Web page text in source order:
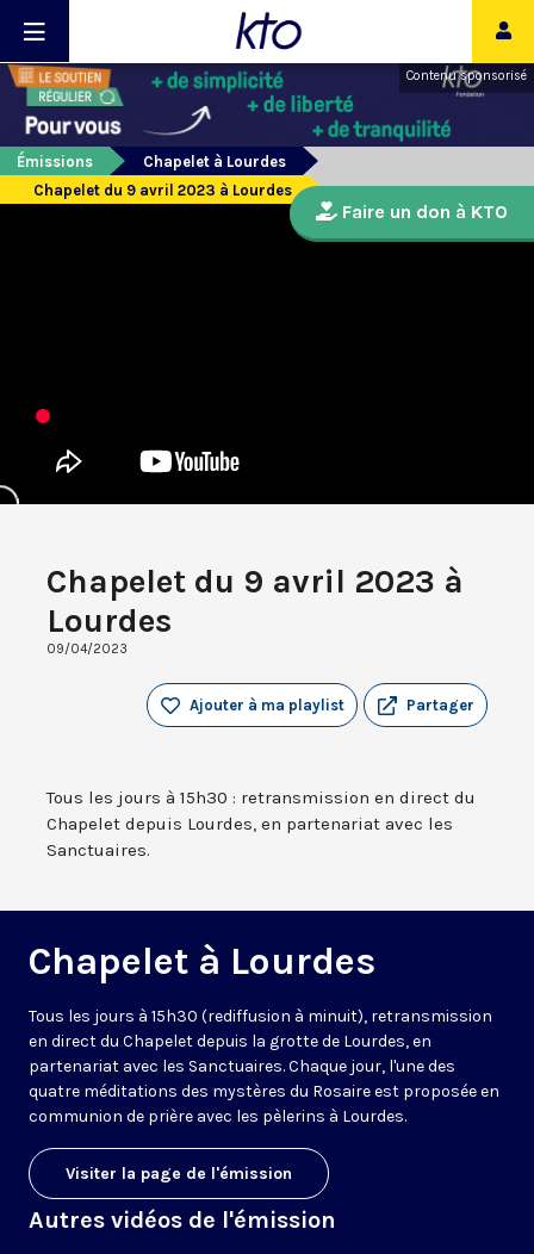
Contenu sponsorisé
Émissions
Chapelet à Lourdes
Chapelet du 9 avril 2023 à Lourdes
Chapelet du 9 avril 2023 à
Lourdes
09/04/2023
Partager
Ajouter à ma playlist
Tous les jours à 15h30 : retransmission en direct du
Chapelet depuis Lourdes, en partenariat avec les
Sanctuaires.
Chapelet à Lourdes
Tous les jours à 15h30 (rediffusion à minuit), retransmission
en direct du Chapelet depuis la grotte de Lourdes, en
partenariat avec les Sanctuaires. Chaque jour, l'une des
quatre méditations des mystères du Rosaire est proposée en
communion de prière avec les pèlerins à Lourdes.
Visiter la page de l'émission
Autres vidéos de l'émission
Faire un don à KTO